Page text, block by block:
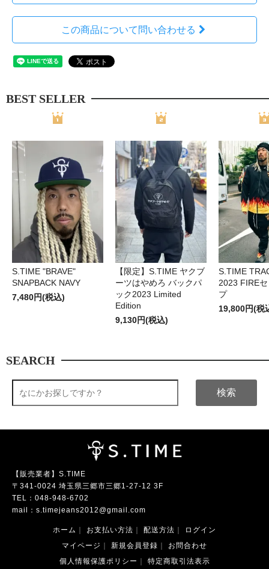
この商品について問い合わせる
BEST SELLER
S.TIME "BRAVE"
SNAPBACK NAVY
7,480円(税込)
【限定】S.TIME ヤクブ
ーツはやめろ バックパ
ック2023 Limited
Edition
9,130円(税込)
S.TIME
2023 FIRE
プ
19,800円(税
SEARCH
検索
【販売業者】S.TIME
〒341-0024 埼玉県三郷市三郷1-27-12 3F
TEL： 048-948-6702
mail： s.timejeans2012@gmail.com
ホーム お支払い方法 配送方法
ログイン
マイページ
新規会員登録
お問合わせ
個人情報保護ポリシー
特定商取引法表示